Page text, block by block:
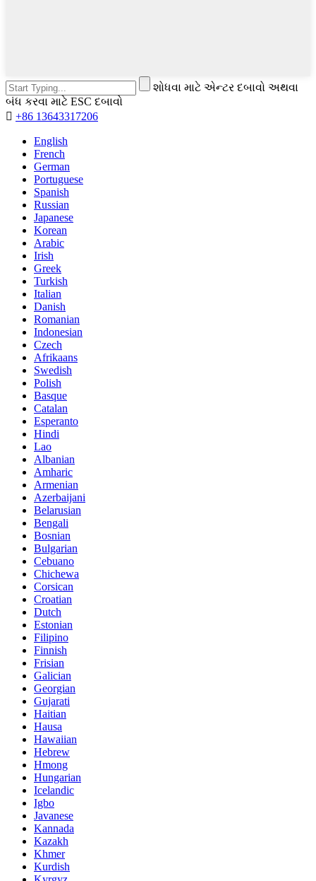
શોધવા માટે એન્ટર દબાવો અથવા
બંધ કરવા માટે ESC દબાવો
 +86 13643317206
English
French
German
Portuguese
Spanish
Russian
Japanese
Korean
Arabic
Irish
Greek
Turkish
Italian
Danish
Romanian
Indonesian
Czech
Afrikaans
Swedish
Polish
Basque
Catalan
Esperanto
Hindi
Lao
Albanian
Amharic
Armenian
Azerbaijani
Belarusian
Bengali
Bosnian
Bulgarian
Cebuano
Chichewa
Corsican
Croatian
Dutch
Estonian
Filipino
Finnish
Frisian
Galician
Georgian
Gujarati
Haitian
Hausa
Hawaiian
Hebrew
Hmong
Hungarian
Icelandic
Igbo
Javanese
Kannada
Kazakh
Khmer
Kurdish